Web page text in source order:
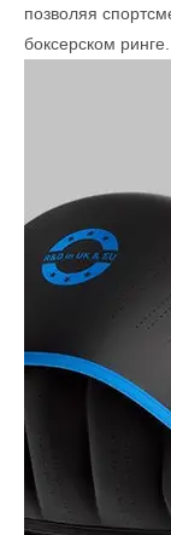
позволяя
боксерском ринге.